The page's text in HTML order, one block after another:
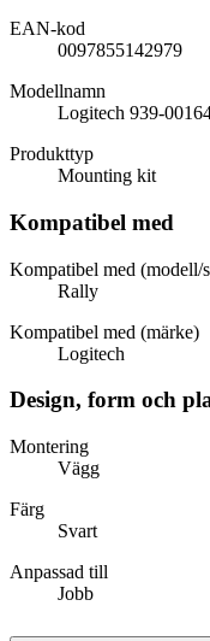
EAN-kod
0097855142979
Modellnamn
Logitech 939-
Produkttyp
Mounting kit
Kompatibel med
Kompatibel med (modell/
Rally
Kompatibel med (märke)
Logitech
Design, form och
Montering
Vägg
Färg
Svart
Anpassad till
Jobb